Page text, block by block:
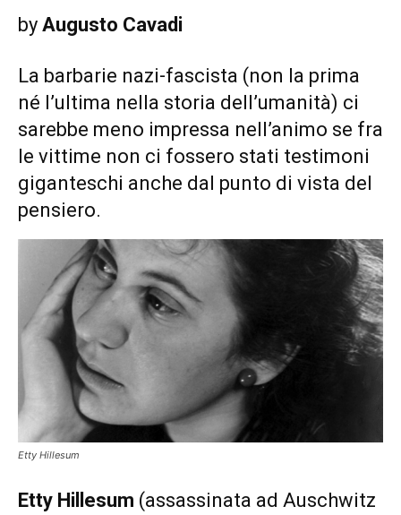
by Augusto Cavadi
La barbarie nazi-fascista (non la prima
né l’ultima nella storia dell’umanità) ci
sarebbe meno impressa nell’animo se fra
le vittime non ci fossero stati testimoni
giganteschi anche dal punto di vista del
pensiero.
Etty Hillesum
Etty Hillesum (assassinata ad Auschwitz